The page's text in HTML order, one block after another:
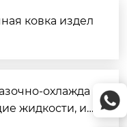
ковка издел
охлажда
жидкости, ис